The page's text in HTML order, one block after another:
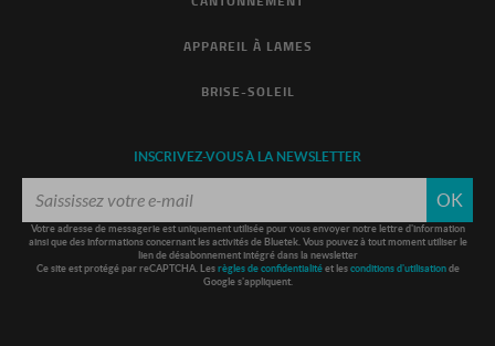
APPAREIL À LAMES
BRISE-SOLEIL
INSCRIVEZ-VOUS À LA NEWSLETTER
OK
Votre adresse de messagerie est uniquement utilisée pour vous envoyer notre lettre d'information
ainsi que des informations concernant les activités de Bluetek. Vous pouvez à tout moment utiliser le
lien de désabonnement intégré dans la newsletter
Ce site est protégé par reCAPTCHA. Les règles de confidentialitéet les conditions d'utilisationde
Google s'appliquent.